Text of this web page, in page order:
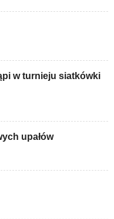
w turnieju siatkówki
upałów